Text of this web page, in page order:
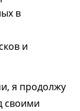
в
и
я продолжу
своими